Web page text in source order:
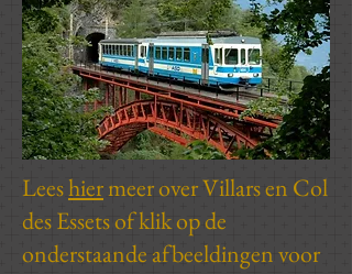
Leeshiermeer over Villars en Col
des Essets of klik op de
onderstaande afbeeldingen voor